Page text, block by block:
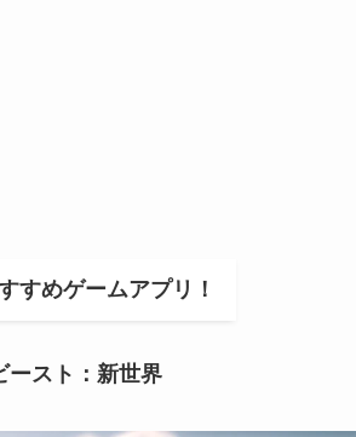
すめゲームアプリ！
ースト：新世界